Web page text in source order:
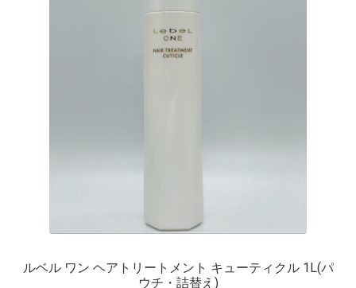
ルベル ワン ヘアトリートメント キューティクル 1L(パ
ウチ・詰替え)